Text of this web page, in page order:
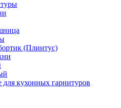
(Плинтус)
кухонных гарнитуров